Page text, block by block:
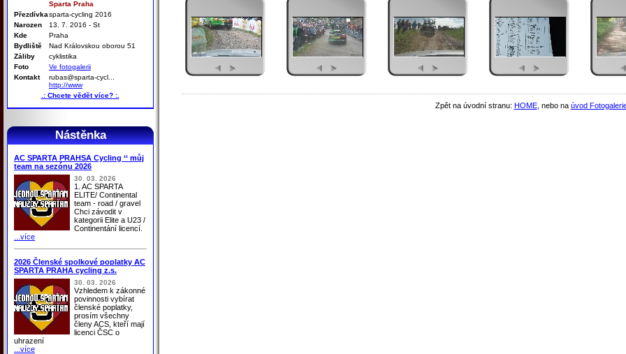
Sparta Praha
Přezdívkasparta-cycling 2016
Narozen
13. 7. 2016 - St
Kde
Praha
Bydliště
Nad Královskou oborou 51
Záliby
cyklistika
Foto
Ve fotogalerii
Kontakt
rubas@sparta-cycl...
http://www
.: Chcete vědět více? :.
Nástěnka
AC SPARTA PRAHSA Cycling ‘‘ můj
team na sezónu 2026
30. 03. 2026
1. AC SPARTA
ELITE/ Continental
team - road / gravel
Chci závodit v
kategorii Elite a U23 /
Continentání licencí.
...více
2026 Členské spolkové poplatky AC
SPARTA PRAHA cycling z.s.
30. 03. 2026
Vzhledem k zákonné
povinnosti vybírat
členské poplatky,
prosím všechny
členy ACS, kteří mají
licenci ČSC o
uhrazení
...více
Zpět na úvodní stranu: HOME, nebo na úvod